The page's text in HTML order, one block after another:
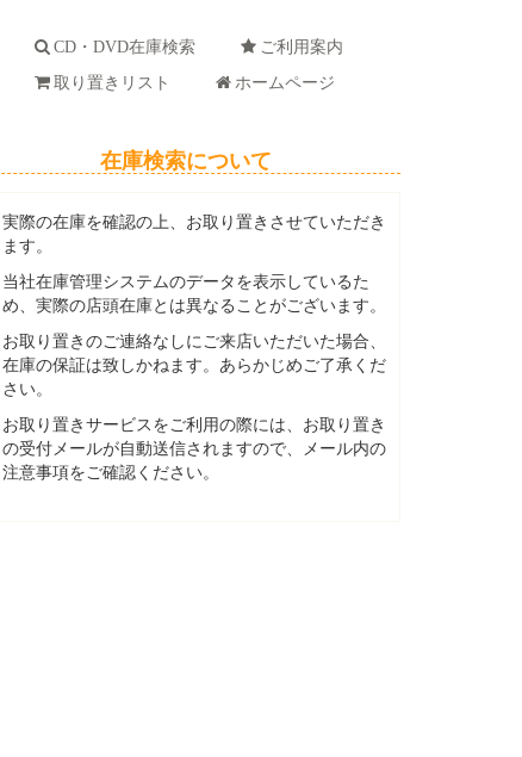
CD・DVD在庫検索
ご利用案内
取り置きリスト ホームページ
在庫検索について
実際の在庫を確認の上、お取り置きさせていただき
ます。
当社在庫管理システムのデータを表示しているた
め、実際の店頭在庫とは異なることがございます。
お取り置きのご連絡なしにご来店いただいた場合、
在庫の保証は致しかねます。あらかじめご了承くだ
さい。
お取り置きサービスをご利用の際には、お取り置き
の受付メールが自動送信されますので、メール内の
注意事項をご確認ください。